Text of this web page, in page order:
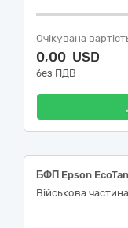
Очікувана
0,00 USD
без ПДВ
Військова